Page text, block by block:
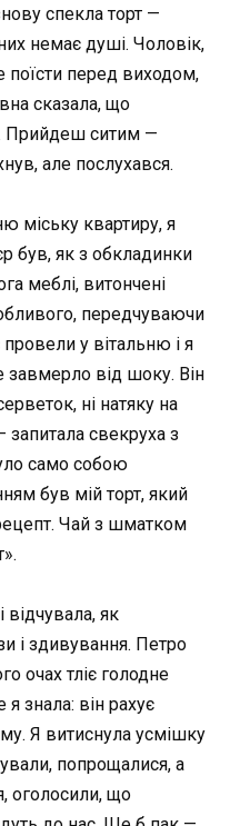
спекла торт —
немає душі. Чоловік,
поїсти перед виходом,
сказала, що
Прийдеш ситим —
але послухався.
міську квартиру, я
був, як з обкладинки
меблі, витончені
передчуваючи
у вітальню і я
завмерло від шоку. Він
ні натяку на
запитала свекруха з
само собою
був мій торт, який
Чай з шматком
відчувала, як
і здивування. Петро
очах тліє голодне
знала: він рахує
Я витиснула усмішку
попрощалися, а
оголосили, що